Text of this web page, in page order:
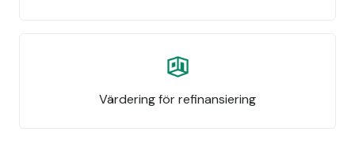
Värdering för refinansiering